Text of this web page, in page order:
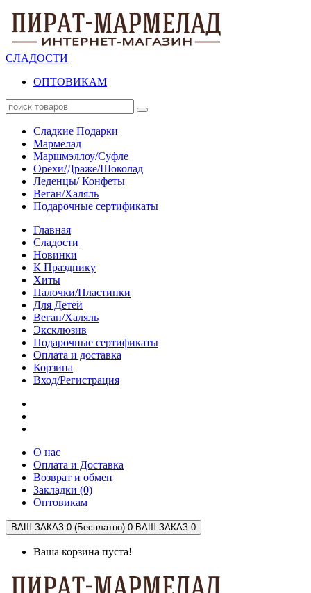
СЛАДОСТИ
ОПТОВИКАМ
Сладкие Подарки
Мармелад
Маршмэллоу/Суфле
Орехи/Драже/Шоколад
Леденцы/ Конфеты
Веган/Халяль
Подарочные сертификаты
Главная
Сладости
Новинки
К Празднику
Хиты
Палочки/Пластинки
Для Детей
Веган/Халяль
Эксклюзив
Подарочные сертификаты
Оплата и доставка
Корзина
Вход/Регистрация
О нас
Оплата и Доставка
Возврат и обмен
Закладки (0)
Оптовикам
ВАШ ЗАКАЗ 0 (Бесплатно) 0 ВАШ ЗАКАЗ 0
Ваша корзина пуста!